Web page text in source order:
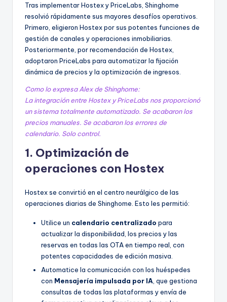
Tras implementar Hostex y PriceLabs, Shinghome
resolvió rápidamente sus mayores desafíos operativos.
Primero, eligieron Hostex por sus potentes funciones de
gestión de canales y operaciones inmobiliarias.
Posteriormente, por recomendación de Hostex,
adoptaron PriceLabs para automatizar la fijación
dinámica de precios y la optimización de ingresos.
Como lo expresa Alex de Shinghome:
La integración entre Hostex y PriceLabs nos proporcionó
un sistema totalmente automatizado. Se acabaron los
precios manuales. Se acabaron los errores de
calendario. Solo control.
1. Optimización de
operaciones con Hostex
Hostex se convirtió en el centro neurálgico de las
operaciones diarias de Shinghome. Esto les permitió:
Utilice un calendario centralizado para
actualizar la disponibilidad, los precios y las
reservas en todas las OTA en tiempo real, con
potentes capacidades de edición masiva.
Automatice la comunicación con los huéspedes
con Mensajería impulsada por IA , que gestiona
consultas de todas las plataformas y envía de